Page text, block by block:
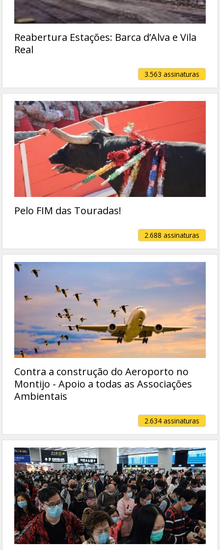
Reabertura Estações: Barca d’Alva e Vila
Real
3.563 assinaturas
Pelo FIM das Touradas!
2.688 assinaturas
Contra a construção do Aeroporto no
Montijo - Apoio a todas as Associações
Ambientais
2.634 assinaturas